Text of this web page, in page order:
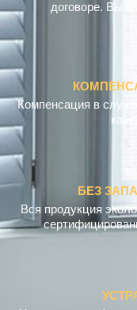
Компенсация в
БЕЗ
Вся продукция
Устранение
счет нашей